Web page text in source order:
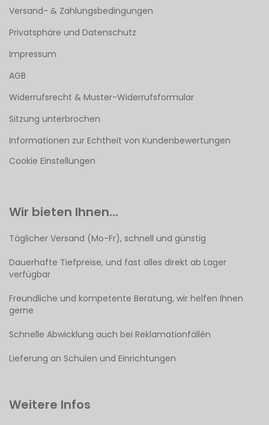
Versand- & Zahlungsbedingungen
Privatsphäre und Datenschutz
Impressum
AGB
Widerrufsrecht & Muster-Widerrufsformular
Sitzung unterbrochen
Informationen zur Echtheit von Kundenbewertungen
Cookie Einstellungen
Wir bieten Ihnen...
Täglicher Versand (Mo-Fr), schnell und günstig
Dauerhafte Tiefpreise, und fast alles direkt ab Lager
verfügbar
Freundliche und kompetente Beratung, wir helfen Ihnen
gerne
Schnelle Abwicklung auch bei Reklamationfällén
Lieferung an Schulen und Einrichtungen
Weitere Infos